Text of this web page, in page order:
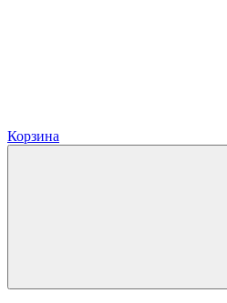
Корзина